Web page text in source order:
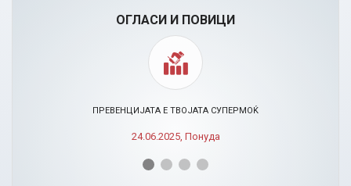
ОГЛАСИ И ПОВИЦИ
ПРЕВЕНЦИЈАТА Е ТВОЈАТА СУПЕРМОЌ
24.06.2025, Понуда